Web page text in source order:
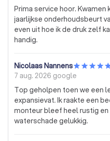
Prima service hoor. Kwamen
jaarlijkse onderhoudsbeurt
even uit hoe ik de druk zelf
handig.
Nicolaas Nannens
7 aug. 2026 google
Top geholpen toen we een
expansievat. Ik raakte een
monteur bleef heel rustig
waterschade gelukkig.